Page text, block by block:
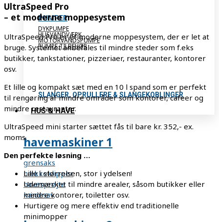
PUMPER
DYKPUMPE
HUSVANDVÆRK
MOTORVANDSPUMPE
PUMPE TILBEHØR
SLANGER, OPRULLERE & SLANGEKOBLINGER
HUS & HAVE
havemaskiner 1
grensaks
hækkeklipper
havesprøjte
kædesav
UltraSpeed Pro
– et moderne moppesystem
UltraSpeed Pro er et moderne moppesystem, der er let at
bruge. Systemet anbefales til mindre steder som f.eks
butikker, tankstationer, pizzeriaer, restauranter, kontorer
osv.
Et lille og kompakt sæt med en 10 l spand som er perfekt
til rengøring af mindre områder som kontorer, cafeer og
mindre restauranter.
UltraSpeed mini starter sættet fås til bare kr. 352,- ex.
moms.
Den perfekte løsning …
Lille i størrelsen, stor i ydelsen!
Udemærket til mindre arealer, såsom butikker eller
mindre kontorer, toiletter osv.
Hurtigere og mere effektiv end traditionelle
minimopper